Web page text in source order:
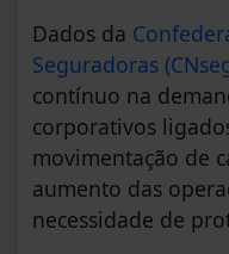
Dados da
Seguradoras
contínuo na
corporativos
movimentação de
aumento das
necessidade de